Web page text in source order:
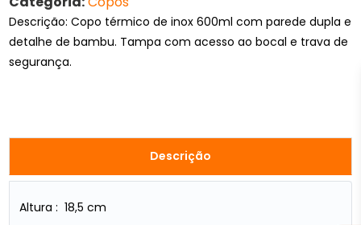
Descrição: Copo térmico de inox 600ml com parede dupla e
detalhe de bambu. Tampa com acesso ao bocal e trava de
segurança.
Descrição
Altura : 18,5 cm